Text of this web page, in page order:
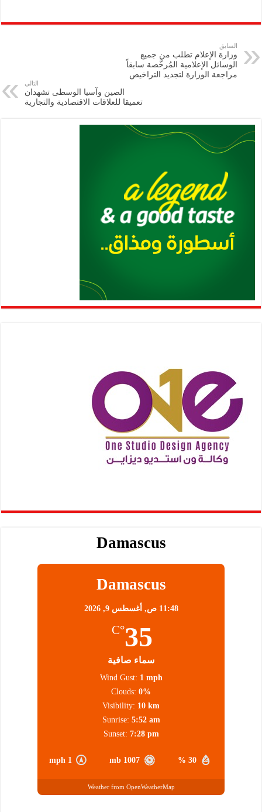
p
y
Li
n
eb
k
tt
nt
at
A
p
p
gr
ai
ar
السابق
وزارة الإعلام تطلب من جميع
الوسائل الإعلامية المُرخَّصة سابقاً
مراجعة الوزارة لتجديد التراخيص
التالي
الصين وآسيا الوسطى تشهدان
تعميقا للعلاقات الاقتصادية والتجارية
Damascus
Damascus
11:48 ص, أغسطس 9, 2026
35
°C
سماء صافية
30 %
1007 mb
1 mph
Wind Gust: 1 mph
Clouds: 0%
Visibility: 10 km
Sunrise: 5:52 am
Sunset: 7:28 pm
Weather from OpenWeatherMap